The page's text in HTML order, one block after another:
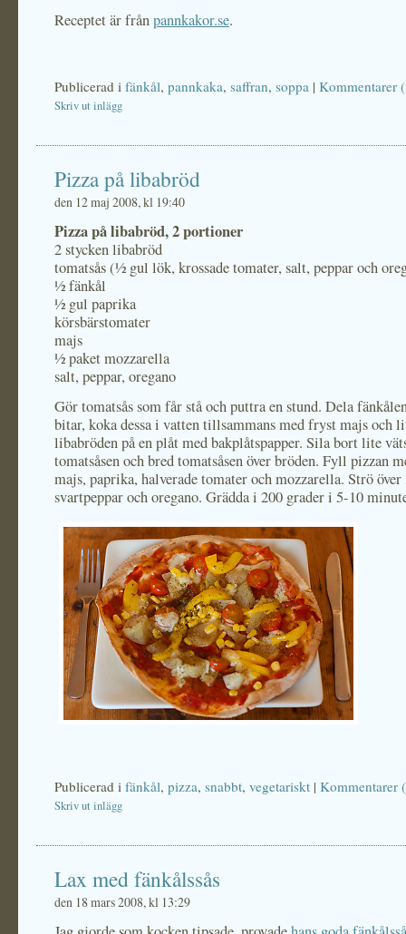
Receptet är frånpannkakor.se.
Publicerad i fänkål, pannkaka, saffran, soppa | Kommentarer
Skriv ut inlägg
Pizza på libabröd
den 12 maj 2008, kl 19:40
Pizza på libabröd, 2 portioner
2 stycken libabröd
tomatsås (½ gul lök, krossade tomater, salt, peppar och
½ fänkål
½ gul paprika
körsbärstomater
majs
½ paket mozzarella
salt, peppar, oregano
Gör tomatsås som får stå och puttra en stund. Dela
bitar, koka dessa i vatten tillsammans med fryst majs och
libabröden på en plåt med bakplåtspapper. Sila bort lite
tomatsåsen och bred tomatsåsen över bröden. Fyll pizzan
majs, paprika, halverade tomater och mozzarella. Strö
svartpeppar och oregano. Grädda i 200 grader i 5-10
Publicerad i fänkål, pizza, snabbt, vegetariskt | Kommentarer
Skriv ut inlägg
Lax med fänkålssås
den 18 mars 2008, kl 13:29